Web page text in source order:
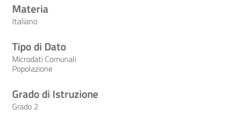
Materia
Italiano
Tipo di Dato
Microdati Comunali
Popolazione
Grado di Istruzione
Grado 2